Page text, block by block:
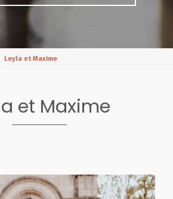
Leyla et Maxime
et Maxime